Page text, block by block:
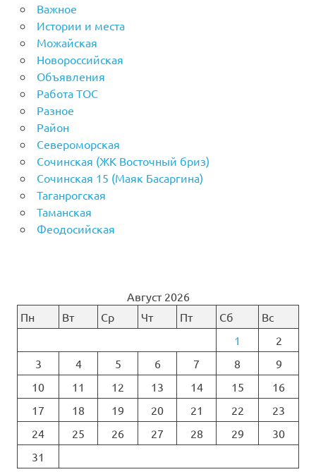
Важное
Истории и места
Можайская
Новороссийская
Объявления
Работа ТОС
Разное
Район
Североморская
Сочинская (ЖК Восточный бриз)
Сочинская 15 (Маяк Басаргина)
Таганрогская
Таманская
Феодосийская
Август 2026
Пн
Вт Ср Чт Пт Сб
Вс
1
2
3
4 5 6 7 8
9
10
11 12 13 14 15
16
17
18 19 20 21 22
23
24
25 26 27 28 29
30
31